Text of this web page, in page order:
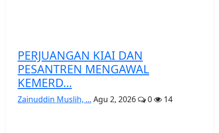
PERJUANGAN KIAI DAN
PESANTREN MENGAWAL
KEMERD...
Zainuddin Muslih, ... Agu 2, 2026 0 14